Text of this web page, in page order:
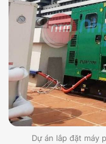
Dự án lắp đặt máy